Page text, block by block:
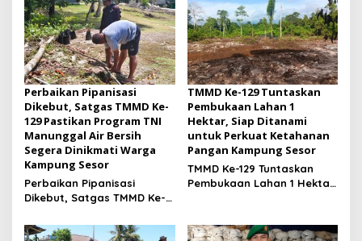
Perbaikan Pipanisasi
Dikebut, Satgas TMMD Ke-
129 Pastikan Program TNI
Manunggal Air Bersih
Segera Dinikmati Warga
Kampung Sesor
Perbaikan Pipanisasi
Dikebut, Satgas TMMD Ke-
Manunggal Air Bersih
TMMD Ke-129 Tuntaskan
Pembukaan Lahan 1
Hektar, Siap Ditanami
untuk Perkuat Ketahanan
Pangan Kampung Sesor
TMMD Ke-129 Tuntaskan
Pembukaan Lahan 1 Hektar,
Kampung Sesor